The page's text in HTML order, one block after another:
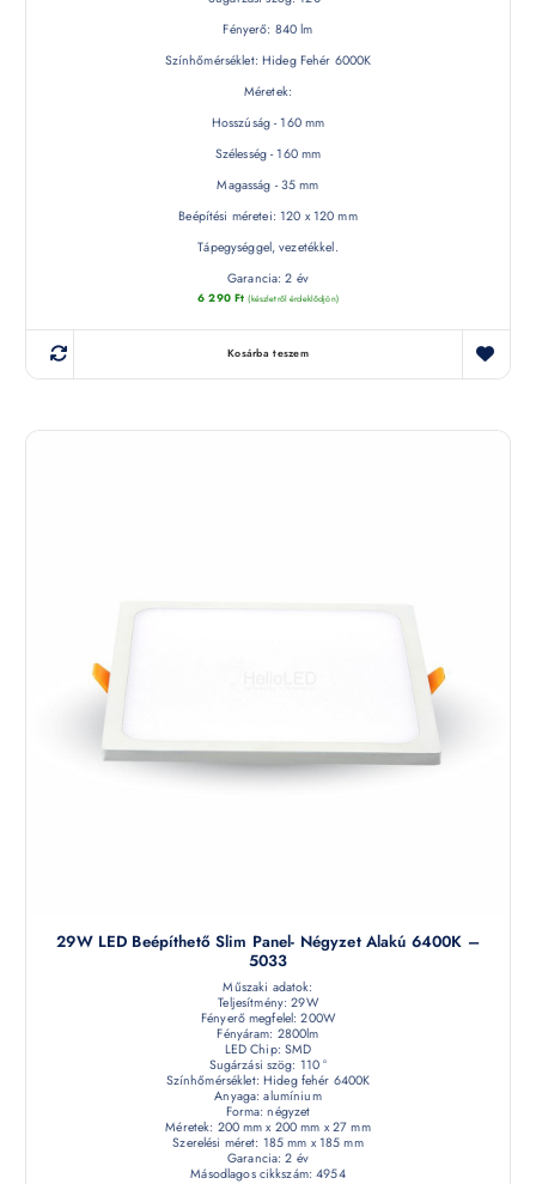
Fényerő: 840 lm
Színhőmérséklet: Hideg Fehér 6000K
Méretek:
Hosszúság - 160 mm
Szélesség - 160 mm
Magasság - 35 mm
Beépítési méretei: 120 x 120 mm
Tápegységgel, vezetékkel.
Garancia: 2 év
6 290 Ft (készletről érdeklődjön)
Kosárba teszem
29W LED Beépíthető Slim Panel- Négyzet Alakú 6400K –
5033
Műszaki adatok:
Teljesítmény: 29W
Fényerő megfelel: 200W
Fényáram: 2800lm
LED Chip: SMD
Sugárzási szög: 110 °
Színhőmérséklet: Hideg fehér 6400K
Anyaga: alumínium
Forma: négyzet
Méretek: 200 mm x 200 mm x 27 mm
Szerelési méret: 185 mm x 185 mm
Garancia: 2 év
Másodlagos cikkszám: 4954